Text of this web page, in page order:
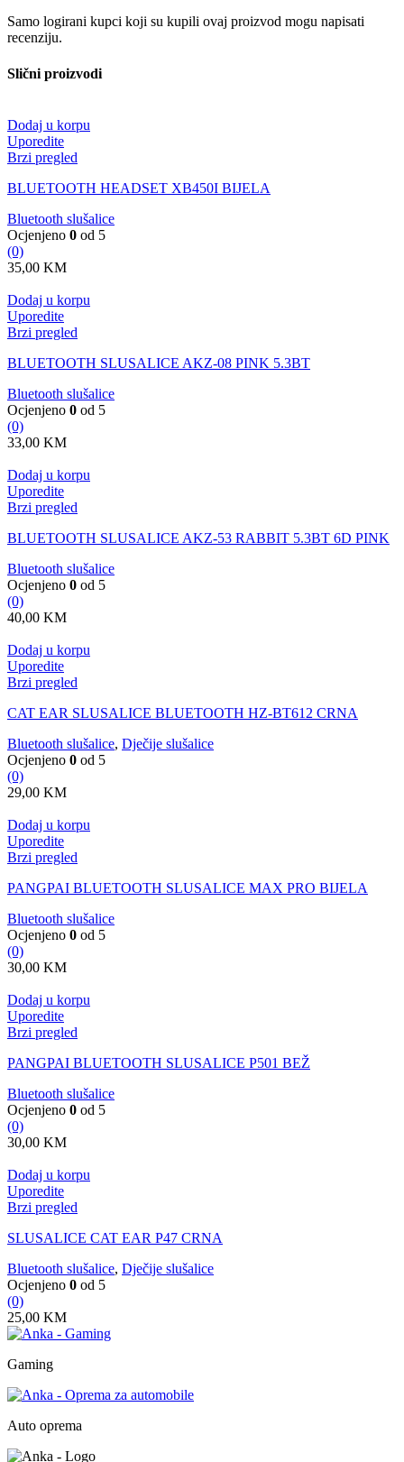
Samo logirani kupci koji su kupili ovaj proizvod mogu napisati
recenziju.
Slični proizvodi
Dodaj u korpu
Uporedite
Brzi pregled
BLUETOOTH HEADSET XB450I BIJELA
Bluetooth slušalice
Ocjenjeno 0 od 5
(0)
35,00 KM
Dodaj u korpu
Uporedite
Brzi pregled
BLUETOOTH SLUSALICE AKZ-08 PINK 5.3BT
Bluetooth slušalice
Ocjenjeno 0 od 5
(0)
33,00 KM
Dodaj u korpu
Uporedite
Brzi pregled
BLUETOOTH SLUSALICE AKZ-53 RABBIT 5.3BT 6D PINK
Bluetooth slušalice
Ocjenjeno 0 od 5
(0)
40,00 KM
Dodaj u korpu
Uporedite
Brzi pregled
CAT EAR SLUSALICE BLUETOOTH HZ-BT612 CRNA
Bluetooth slušalice, Dječije slušalice
Ocjenjeno 0 od 5
(0)
29,00 KM
Dodaj u korpu
Uporedite
Brzi pregled
PANGPAI BLUETOOTH SLUSALICE MAX PRO BIJELA
Bluetooth slušalice
Ocjenjeno 0 od 5
(0)
30,00 KM
Dodaj u korpu
Uporedite
Brzi pregled
PANGPAI BLUETOOTH SLUSALICE P501 BEŽ
Bluetooth slušalice
Ocjenjeno 0 od 5
(0)
30,00 KM
Dodaj u korpu
Uporedite
Brzi pregled
SLUSALICE CAT EAR P47 CRNA
Bluetooth slušalice, Dječije slušalice
Ocjenjeno 0 od 5
(0)
25,00 KM
Gaming
Auto oprema